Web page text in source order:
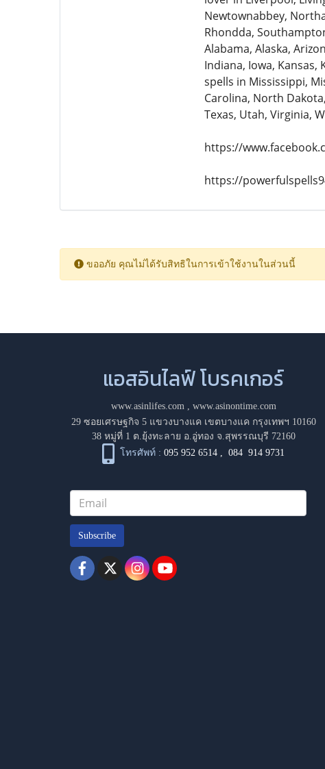
Newtownabbey,
Rhondda,
Alabama, Alaska,
Indiana, Iowa,
spells in Mississippi,
Carolina, North
Texas, Utah, Virginia,
https://
https://
ขออภัย คุณไม่ได้รับสิทธิในการเข้าใช้งานในส่วนนี้
แอสอินไลฟ์ โบรคเกอร์
www.asinlifes.com, www.asinontime.com
29 ซอยเศรษฐกิจ 5 แขวงบางแค เขตบางแค กรุงเทพฯ 10160
38 หมู่ที่ 1 ต.ยุ้งทะลาย อ.อู่ทอง จ.สุพรรณบุรี 72160
โทรศัพท์ : 095 952 6514 ,084 914 9731
Subscribe